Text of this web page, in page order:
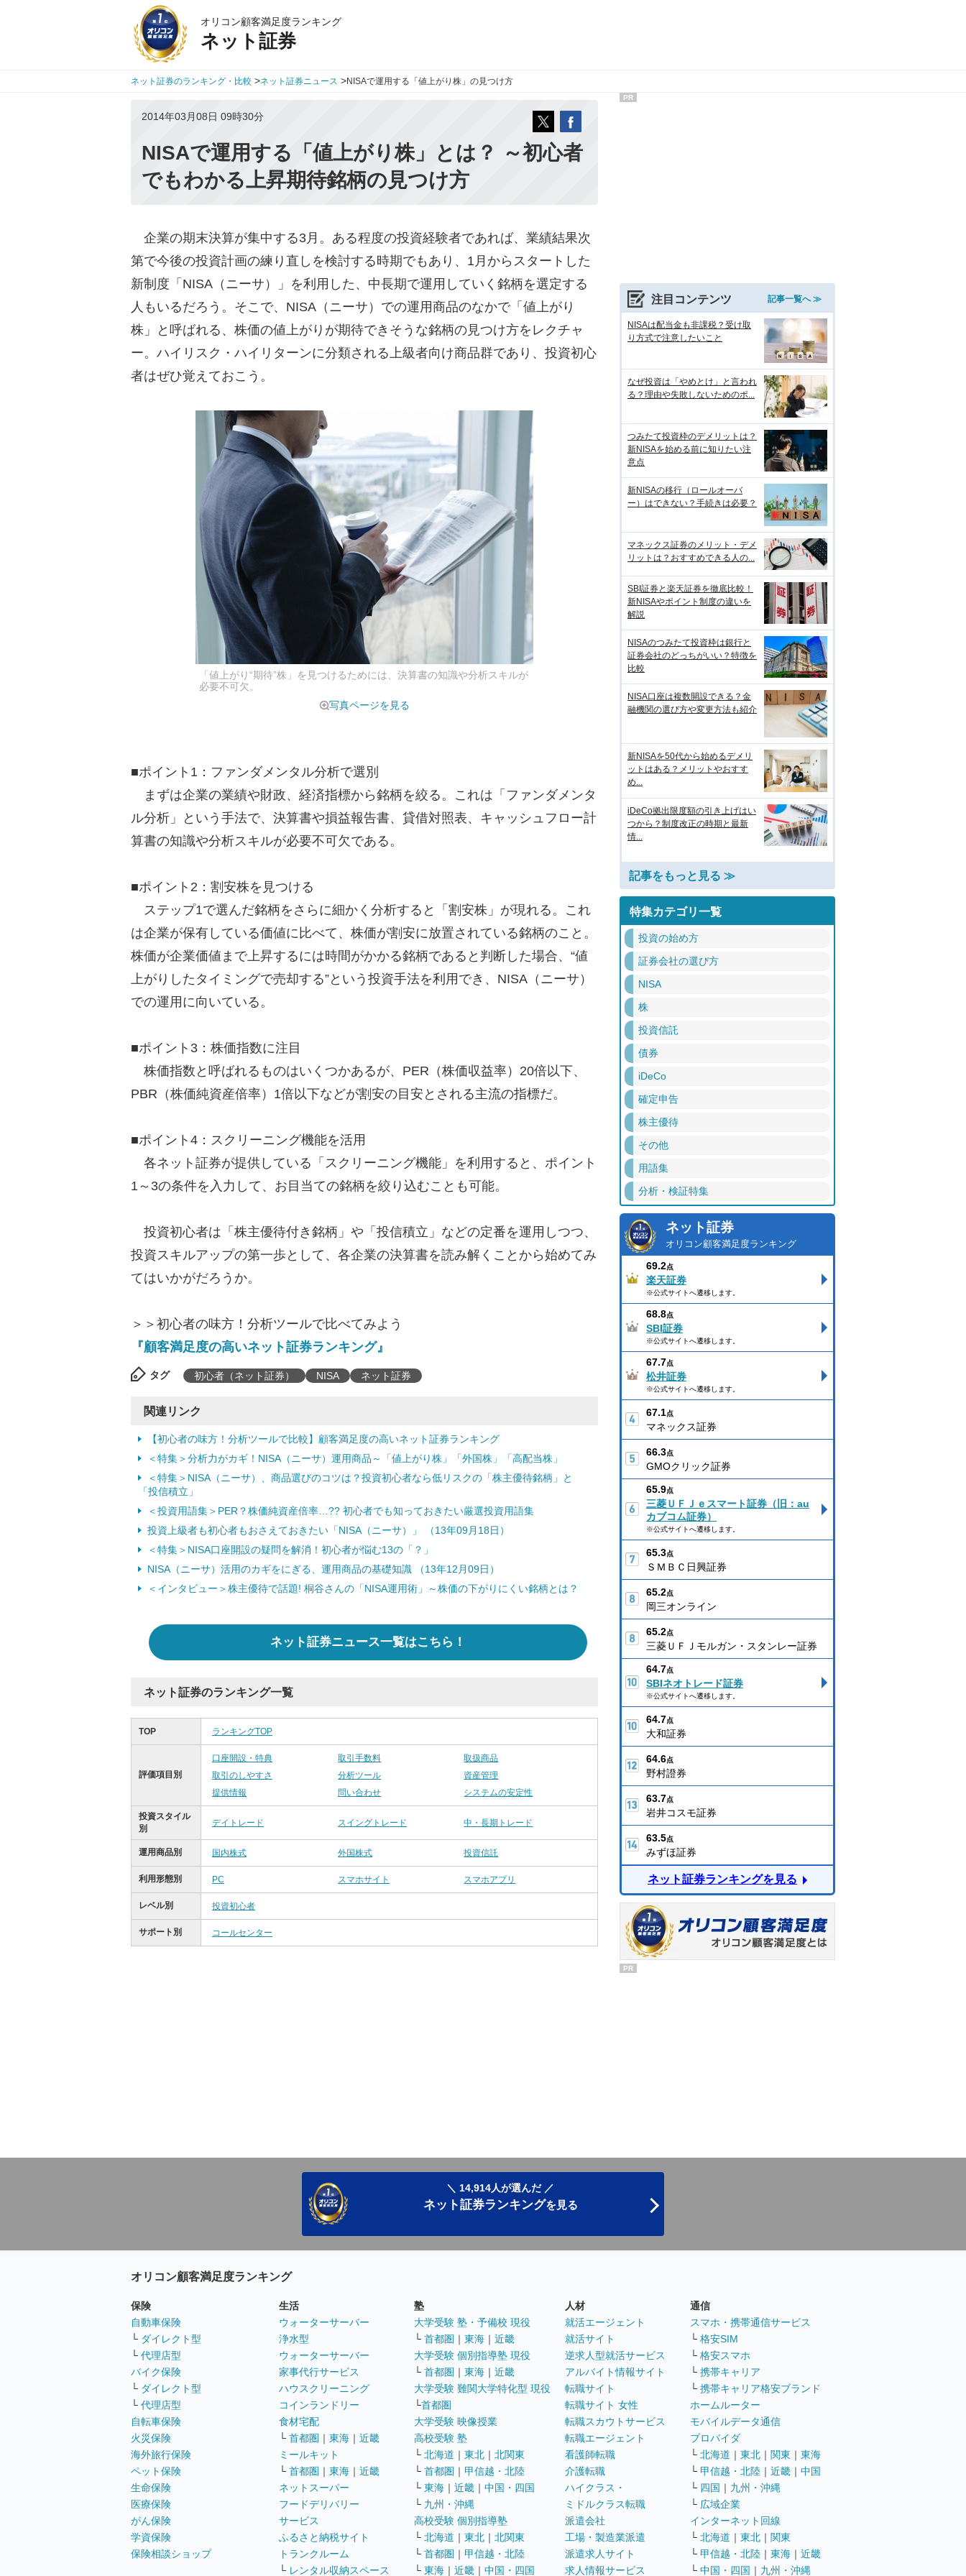
オリコン顧客満足度ランキング
ネット証券
ネット証券のランキング・比較 >ネット証券ニュース >NISAで運用する「値上がり株」の見つけ方
2014年03月08日 09時30分
NISAで運用する「値上がり株」とは？ ～初心者
でもわかる上昇期待銘柄の見つけ方
企業の期末決算が集中する3月。ある程度の投資経験者であれば、業績結果次
第で今後の投資計画の練り直しを検討する時期でもあり、1月からスタートした
新制度「NISA（ニーサ）」を利用した、中長期で運用していく銘柄を選定する
人もいるだろう。そこで、NISA（ニーサ）での運用商品のなかで「値上がり
株」と呼ばれる、株価の値上がりが期待できそうな銘柄の見つけ方をレクチャ
ー。ハイリスク・ハイリターンに分類される上級者向け商品群であり、投資初心
者はぜひ覚えておこう。
「値上がり“期待”株」を見つけるためには、決算書の知識や分析スキルが
必要不可欠。
写真ページを見る
■ポイント1：ファンダメンタル分析で選別
まずは企業の業績や財政、経済指標から銘柄を絞る。これは「ファンダメンタ
ル分析」という手法で、決算書や損益報告書、貸借対照表、キャッシュフロー計
算書の知識や分析スキルが必要不可欠である。
■ポイント2：割安株を見つける
ステップ1で選んだ銘柄をさらに細かく分析すると「割安株」が現れる。これ
は企業が保有している価値に比べて、株価が割安に放置されている銘柄のこと。
株価が企業価値まで上昇するには時間がかかる銘柄であると判断した場合、“値
上がりしたタイミングで売却する”という投資手法を利用でき、NISA（ニーサ）
での運用に向いている。
■ポイント3：株価指数に注目
株価指数と呼ばれるものはいくつかあるが、PER（株価収益率）20倍以下、
PBR（株価純資産倍率）1倍以下などが割安の目安とされる主流の指標だ。
■ポイント4：スクリーニング機能を活用
各ネット証券が提供している「スクリーニング機能」を利用すると、ポイント
1～3の条件を入力して、お目当ての銘柄を絞り込むことも可能。
投資初心者は「株主優待付き銘柄」や「投信積立」などの定番を運用しつつ、
投資スキルアップの第一歩として、各企業の決算書を読み解くことから始めてみ
てはいかがだろうか。
＞＞初心者の味方！分析ツールで比べてみよう
『顧客満足度の高いネット証券ランキング』
タグ 初心者（ネット証券） NISA ネット証券
関連リンク
【初心者の味方！分析ツールで比較】顧客満足度の高いネット証券ランキング
＜特集＞分析力がカギ！NISA（ニーサ）運用商品～「値上がり株」「外国株」「高配当株」
＜特集＞NISA（ニーサ）、商品選びのコツは？投資初心者なら低リスクの「株主優待銘柄」と
「投信積立」
＜投資用語集＞PER？株価純資産倍率…?? 初心者でも知っておきたい厳選投資用語集
投資上級者も初心者もおさえておきたい「NISA（ニーサ）」 （13年09月18日）
＜特集＞NISA口座開設の疑問を解消！初心者が悩む13の「？」
NISA（ニーサ）活用のカギをにぎる、運用商品の基礎知識 （13年12月09日）
＜インタビュー＞株主優待で話題! 桐谷さんの「NISA運用術」～株価の下がりにくい銘柄とは？
ネット証券ニュース一覧はこちら！
ネット証券のランキング一覧
TOP ランキングTOP
評価項目別
口座開設・特典 取引手数料
取扱商品
取引のしやすさ
分析ツール
資産管理
提供情報
問い合わせ システムの安定性
投資スタイル
別
デイトレード スイングトレード 中・長期トレード
運用商品別 国内株式 外国株式 投資信託
利用形態別 PC スマホサイト スマホアプリ
レベル別 投資初心者
サポート別 コールセンター
PR
注目コンテンツ 記事一覧へ ≫
NISAは配当金も非課税？受け取
り方式で注意したいこと
なぜ投資は「やめとけ」と言われ
る？理由や失敗しないためのポ...
つみたて投資枠のデメリットは？
新NISAを始める前に知りたい注
意点
新NISAの移行（ロールオーバ
ー）はできない？手続きは必要？
マネックス証券のメリット・デメ
リットは？おすすめできる人の...
SBI証券と楽天証券を徹底比較！
新NISAやポイント制度の違いを
解説
NISAのつみたて投資枠は銀行と
証券会社のどっちがいい？特徴を
比較
NISA口座は複数開設できる？金
融機関の選び方や変更方法も紹介
新NISAを50代から始めるデメリ
ットはある？メリットやおすす
め...
iDeCo拠出限度額の引き上げはい
つから？制度改正の時期と最新
情...
記事をもっと見る ≫
特集カテゴリ一覧
投資の始め方
証券会社の選び方
NISA
株
投資信託
債券
iDeCo
確定申告
株主優待
その他
用語集
分析・検証特集
ネット証券
オリコン顧客満足度ランキング
69.2点
楽天証券
※公式サイトへ遷移します。
68.8点
SBI証券
※公式サイトへ遷移します。
67.7点
松井証券
※公式サイトへ遷移します。
67.1点
マネックス証券
66.3点
GMOクリック証券
65.9点
三菱ＵＦＪｅスマート証券（旧：au
カブコム証券）
※公式サイトへ遷移します。
65.3点
ＳＭＢＣ日興証券
65.2点
岡三オンライン
65.2点
三菱ＵＦＪモルガン・スタンレー証券
64.7点
SBIネオトレード証券
※公式サイトへ遷移します。
64.7点
大和証券
64.6点
野村證券
63.7点
岩井コスモ証券
63.5点
みずほ証券
ネット証券ランキングを見る
PR
＼ 14,914人が選んだ ／
ネット証券ランキングを見る
オリコン顧客満足度ランキング
保険
自動車保険
└ ダイレクト型
└ 代理店型
バイク保険
└ ダイレクト型
└ 代理店型
自転車保険
火災保険
海外旅行保険
ペット保険
生命保険
医療保険
がん保険
学資保険
保険相談ショップ
生活
ウォーターサーバー
浄水型
ウォーターサーバー
家事代行サービス
ハウスクリーニング
コインランドリー
食材宅配
└ 首都圏 ｜ 東海 ｜ 近畿
ミールキット
└ 首都圏 ｜ 東海 ｜ 近畿
ネットスーパー
フードデリバリー
サービス
ふるさと納税サイト
トランクルーム
└ レンタル収納スペース
塾
大学受験 塾・予備校 現役
└ 首都圏 ｜ 東海 ｜ 近畿
大学受験 個別指導塾 現役
└ 首都圏 ｜ 東海 ｜ 近畿
大学受験 難関大学特化型 現役
└首都圏
大学受験 映像授業
高校受験 塾
└ 北海道 ｜ 東北 ｜ 北関東
└ 首都圏 ｜ 甲信越・北陸
└ 東海 ｜ 近畿 ｜ 中国・四国
└ 九州・沖縄
高校受験 個別指導塾
└ 北海道 ｜ 東北 ｜ 北関東
└ 首都圏 ｜ 甲信越・北陸
└ 東海 ｜ 近畿 ｜ 中国・四国
人材
就活エージェント
就活サイト
逆求人型就活サービス
アルバイト情報サイト
転職サイト
転職サイト 女性
転職スカウトサービス
転職エージェント
看護師転職
介護転職
ハイクラス・
ミドルクラス転職
派遣会社
工場・製造業派遣
派遣求人サイト
求人情報サービス
通信
スマホ・携帯通信サービス
└ 格安SIM
└ 格安スマホ
└ 携帯キャリア
└ 携帯キャリア格安ブランド
ホームルーター
モバイルデータ通信
プロバイダ
└ 北海道 ｜ 東北 ｜ 関東 ｜ 東海
└ 甲信越・北陸 ｜ 近畿 ｜ 中国
└ 四国 ｜ 九州・沖縄
└ 広域企業
インターネット回線
└ 北海道 ｜ 東北 ｜ 関東
└ 甲信越・北陸 ｜ 東海 ｜ 近畿
└ 中国・四国 ｜ 九州・沖縄